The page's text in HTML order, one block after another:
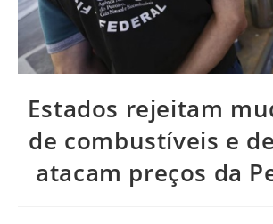
Estados rejeitam
de combustíveis e
atacam preços da